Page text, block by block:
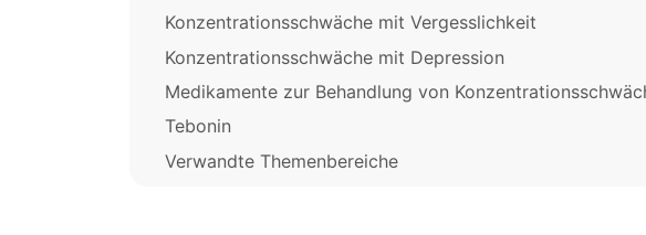
Konzentrationsschwäche mit Vergesslichkeit
Konzentrationsschwäche mit Depression
Medikamente zur Behandlung von
Tebonin
Verwandte Themenbereiche